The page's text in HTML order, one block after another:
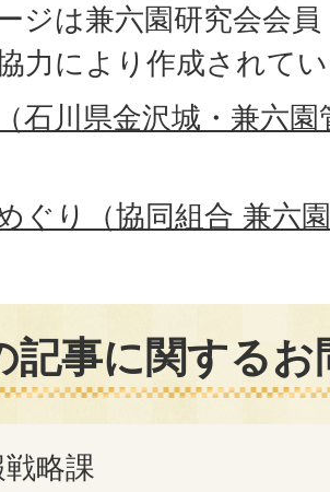
ジは兼六園研究会会
力により作成されて
石川県金沢城・兼六
ぐり（協同組合 兼六
記事に関する
略課